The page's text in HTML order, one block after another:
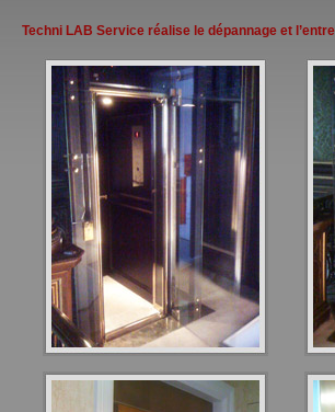
Techni LAB Service réalise le dépannage et